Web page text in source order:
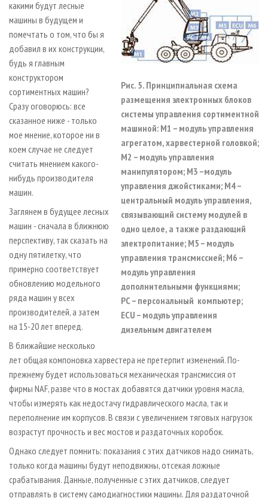
Рис. 5. Принципиальная схема
размещения электронных блоков
системы управления сортиментной
машиной: М1 – модуль управления
агрегатом, харвестерной головкой;
М2 – модуль управления
манипулятором; М3 –модуль
управления джойстиками; М4 –
центральный модуль управления,
связывающий систему модулей в
одно целое, а также раздающий
электропитание; М5 – модуль
управления трансмиссией; М6 –
модуль управления
дополнительными функциями;
РС – персональный компьютер;
ECU – модуль управления
дизельным двигателем
какими будут лесные
машины в будущем и
помечтать о том, что бы я
добавил в их конструкции,
будь я главным
конструктором
сортиментных машин?
Сразу оговорюсь: все
сказанное ниже - только
мое мнение, которое ни в
коем случае не следует
считать мнением какого-
нибудь производителя
машин.
Заглянем в будущее лесных
машин - сначала в ближнюю
перспективу, так сказать на
одну пятилетку, что
примерно соответствует
обновлению модельного
ряда машин у всех
производителей, а затем
на 15-20 лет вперед.
В ближайшие несколько
лет общая компоновка харвестера не претерпит изменений. По-
прежнему будет использоваться механическая трансмиссия от
фирмы NAF, разве что в мостах добавятся датчики уровня масла,
чтобы измерять как недостачу гидравлического масла, так и
переполнение им корпусов. В связи с увеличением тяговых нагрузок
возрастут прочность и вес мостов и раздаточных коробок.
Однако следует помнить: показания с этих датчиков надо снимать,
только когда машины будут неподвижны, отсекая ложные
срабатывания. Данные, полученные с этих датчиков, следует
отправлять в систему самодиагностики машины. Для раздаточной